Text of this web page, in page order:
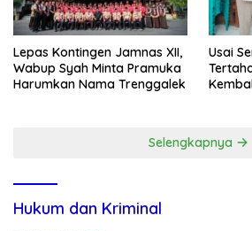
Lepas Kontingen Jamnas XII,
Wabup Syah Minta Pramuka
Harumkan Nama Trenggalek
Usai
Selengkapnya
Hukum dan Kriminal